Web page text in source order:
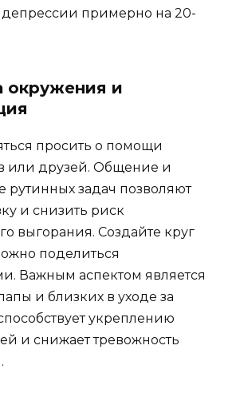
примерно на 20-
и
просить о помощи
или друзей. Общение и
рутинных задач позволяют
и снизить риск
выгорания. Создайте круг
поделиться
Важным аспектом является
и близких в уходе за
укреплению
и снижает тревожность